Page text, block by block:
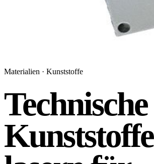
Materialien · Kunststoffe
Technische
Kunststoffe